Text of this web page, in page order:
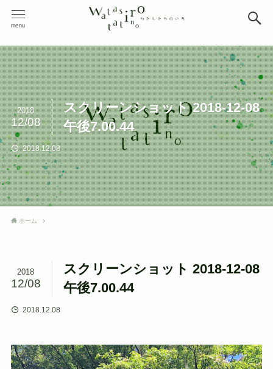
menu
スクリーンショット 2018-12-08
午後7.00.44
2018
12/08
2018.12.08
ホーム
スクリーンショット 2018-12-08
午後7.00.44
2018
12/08
2018.12.08